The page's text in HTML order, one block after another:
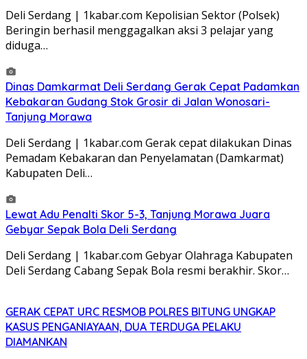
Deli Serdang | 1kabar.com Kepolisian Sektor (Polsek)
Beringin berhasil menggagalkan aksi 3 pelajar yang
diduga…
Dinas Damkarmat Deli Serdang Gerak Cepat Padamkan
Kebakaran Gudang Stok Grosir di Jalan Wonosari-
Tanjung Morawa
Deli Serdang | 1kabar.com Gerak cepat dilakukan Dinas
Pemadam Kebakaran dan Penyelamatan (Damkarmat)
Kabupaten Deli…
Lewat Adu Penalti Skor 5-3, Tanjung Morawa Juara
Gebyar Sepak Bola Deli Serdang
Deli Serdang | 1kabar.com Gebyar Olahraga Kabupaten
Deli Serdang Cabang Sepak Bola resmi berakhir. Skor…
GERAK CEPAT URC RESMOB POLRES BITUNG UNGKAP
KASUS PENGANIAYAAN, DUA TERDUGA PELAKU
DIAMANKAN